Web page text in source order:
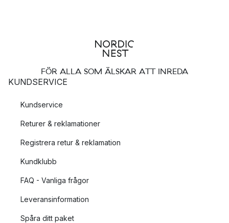
FÖR ALLA SOM ÄLSKAR ATT INREDA
KUNDSERVICE
Kundservice
Returer & reklamationer
Registrera retur & reklamation
Kundklubb
FAQ - Vanliga frågor
Leveransinformation
Spåra ditt paket